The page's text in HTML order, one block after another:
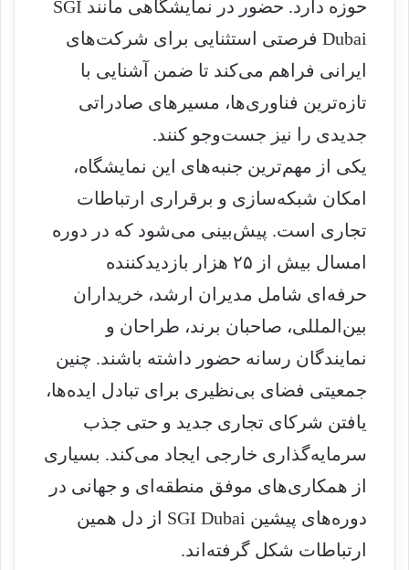
حوزه دارد. حضور در نمایشگاهی مانند SGI
Dubai فرصتی استثنایی برای شرکت‌های
ایرانی فراهم می‌کند تا ضمن آشنایی با
تازه‌ترین فناوری‌ها، مسیرهای صادراتی
جدیدی را نیز جست‌وجو کنند.
یکی از مهم‌ترین جنبه‌های این نمایشگاه،
امکان شبکه‌سازی و برقراری ارتباطات
تجاری است. پیش‌بینی می‌شود که در دوره
امسال بیش از ۲۵ هزار بازدیدکننده
حرفه‌ای شامل مدیران ارشد، خریداران
بین‌المللی، صاحبان برند، طراحان و
نمایندگان رسانه حضور داشته باشند. چنین
جمعیتی فضای بی‌نظیری برای تبادل ایده‌ها،
یافتن شرکای تجاری جدید و حتی جذب
سرمایه‌گذاری خارجی ایجاد می‌کند. بسیاری
از همکاری‌های موفق منطقه‌ای و جهانی در
دوره‌های پیشین SGI Dubai از دل همین
ارتباطات شکل گرفته‌اند.